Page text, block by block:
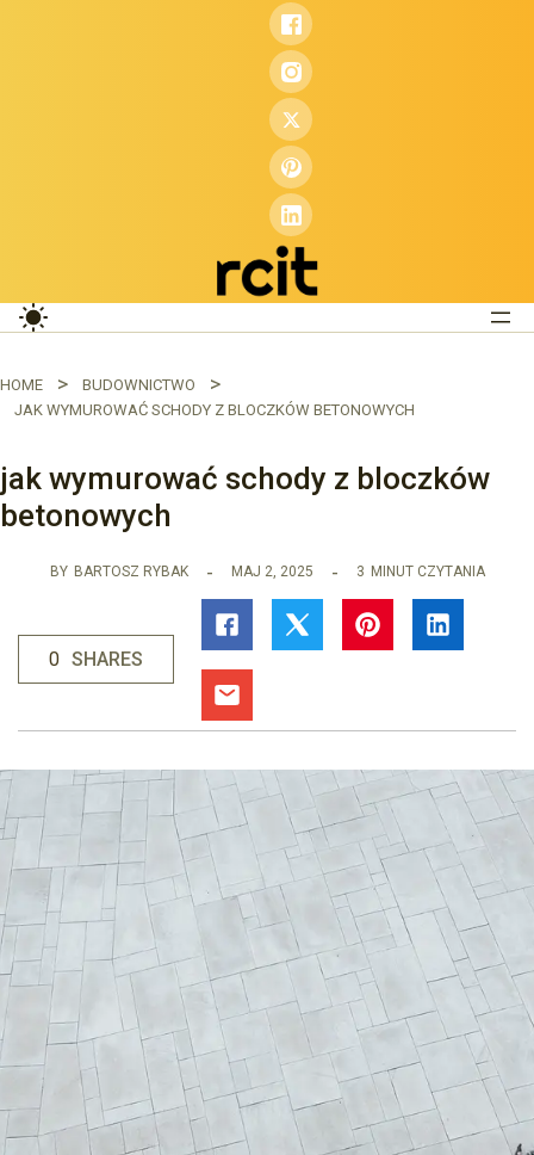
HOME
BUDOWNICTWO
JAK WYMUROWAĆ SCHODY Z BLOCZKÓW BETONOWYCH
jak wymurować schody z bloczków
betonowych
BY BARTOSZ RYBAK MAJ 2, 2025 3 MINUT CZYTANIA
0 SHARES